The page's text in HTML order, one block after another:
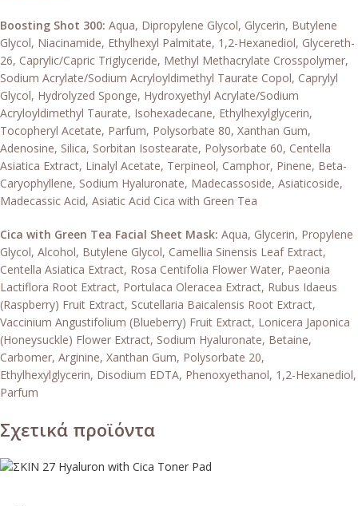
Boosting Shot 300: Aqua, Dipropylene Glycol, Glycerin, Butylene
Glycol, Niacinamide, Ethylhexyl Palmitate, 1,2-Hexanediol, Glycereth-
26, Caprylic/Capric Triglyceride, Methyl Methacrylate Crosspolymer,
Sodium Acrylate/Sodium Acryloyldimethyl Taurate Copol, Caprylyl
Glycol, Hydrolyzed Sponge, Hydroxyethyl Acrylate/Sodium
Acryloyldimethyl Taurate, Isohexadecane, Ethylhexylglycerin,
Tocopheryl Acetate, Parfum, Polysorbate 80, Xanthan Gum,
Adenosine, Silica, Sorbitan Isostearate, Polysorbate 60, Centella
Asiatica Extract, Linalyl Acetate, Terpineol, Camphor, Pinene, Beta-
Caryophyllene, Sodium Hyaluronate, Madecassoside, Asiaticoside,
Madecassic Acid, Asiatic Acid Cica with Green Tea
Cica with Green Tea Facial Sheet Mask: Aqua, Glycerin, Propylene
Glycol, Alcohol, Butylene Glycol, Camellia Sinensis Leaf Extract,
Centella Asiatica Extract, Rosa Centifolia Flower Water, Paeonia
Lactiflora Root Extract, Portulaca Oleracea Extract, Rubus Idaeus
(Raspberry) Fruit Extract, Scutellaria Baicalensis Root Extract,
Vaccinium Angustifolium (Blueberry) Fruit Extract, Lonicera Japonica
(Honeysuckle) Flower Extract, Sodium Hyaluronate, Betaine,
Carbomer, Arginine, Xanthan Gum, Polysorbate 20,
Ethylhexylglycerin, Disodium EDTA, Phenoxyethanol, 1,2-Hexanediol,
Parfum
Σχετικά προϊόντα